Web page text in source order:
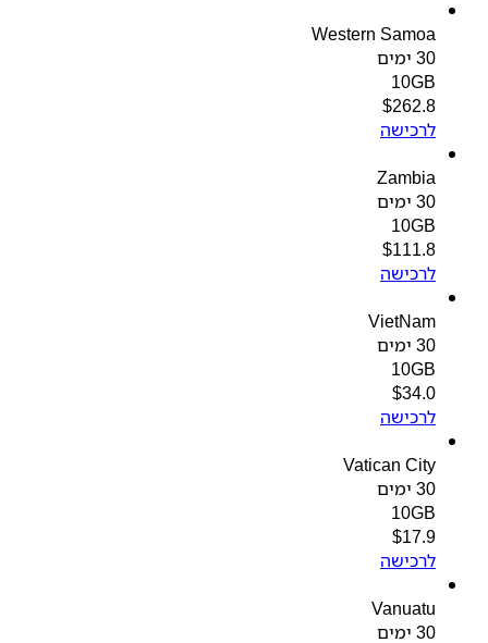
Western Samoa
10GB
$262.8
לרכישה
Zambia
10GB
$111.8
לרכישה
VietNam
10GB
$34.0
לרכישה
Vatican City
10GB
$17.9
לרכישה
Vanuatu